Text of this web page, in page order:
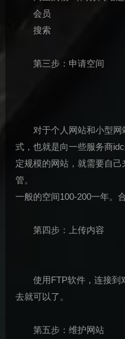
会员
搜索
第三步：申请空间
对于个人网站和小型网
式，也就是向一些服务商
定规模的网站，就需要自
管。
一般的空间100-200一年。
第四步：上传内容
使用FTP软件，连接到
去就可以了。
第五步：维护网站